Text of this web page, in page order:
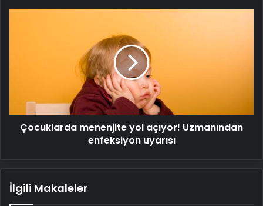
Çocuklarda menenjite yol açıyor! Uzmanından
enfeksiyon uyarısı
İlgili Makaleler